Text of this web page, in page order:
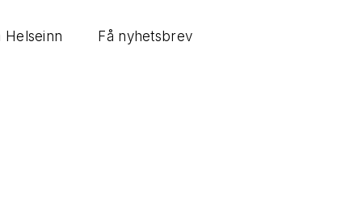
Helseinn Få nyhetsbrev